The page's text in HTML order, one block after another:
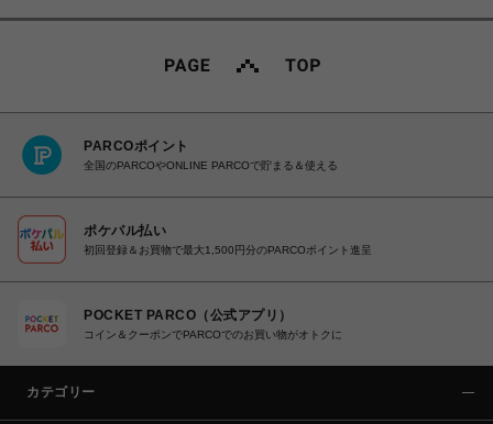
PARCOポイント
全国のPARCOやONLINE PARCOで貯まる＆使える
ポケパル払い
初回登録＆お買物で最大1,500円分のPARCOポイント進呈
POCKET PARCO（公式アプリ）
コイン＆クーポンでPARCOでのお買い物がオトクに
カテゴリー